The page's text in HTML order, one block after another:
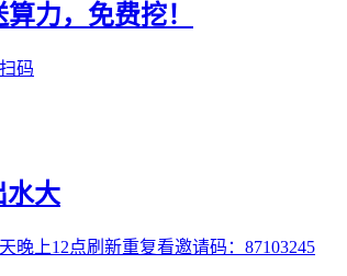
力，免费挖！
码
水大
晚上12点刷新重复看邀请码：87103245